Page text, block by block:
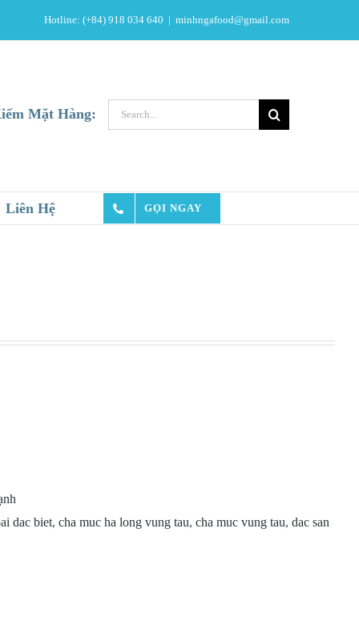
Hotline: (+84) 918 034 640 | minhngafood@gmail.com
Mặt Hàng:
Search
for:
Liên Hệ GỌI NGAY
dac biet, cha muc ha long vung tau, cha muc vung tau, dac san